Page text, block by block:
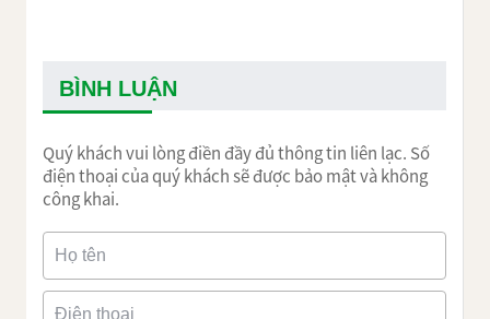
BÌNH LUẬN
Quý khách vui lòng điền đầy đủ thông tin liên lạc. Số
điện thoại của quý khách sẽ được bảo mật và không
công khai.